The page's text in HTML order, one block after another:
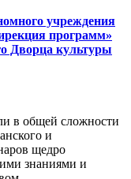
учреждения
программ»
Дворца культуры
в общей сложности
и
щедро
знаниями и